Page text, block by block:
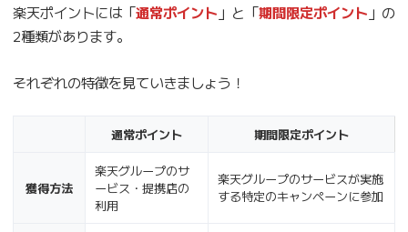
楽天ポイントには「通常ポイント 」と「期間限定ポイント 」の
2種類があります。
それぞれの特徴を見ていきましょう！
通常ポイント 期間限定ポイント
獲得方法
楽天グループのサ
ービス・提携店の
利用
楽天グループのサービスが実施
する特定のキャンペーンに参加